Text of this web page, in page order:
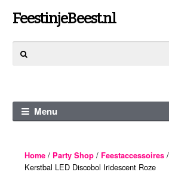
Ga
naar
navigatie
Ga
naar
de
FeestinjeBeest.nl
naar:
Menu
Home/ Party Shop/ Feestaccessoires/
Kerstbal LED Discobol Iridescent Roze